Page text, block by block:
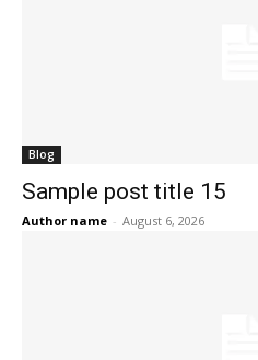
Blog
Sample post title 15
Author name - August 6, 2026